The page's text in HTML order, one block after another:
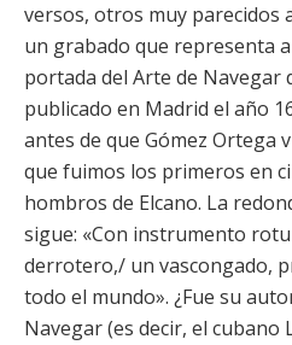
versos, otros muy parecidos
un grabado que representa
portada del Arte de Navegar
publicado en Madrid el año
antes de que Gómez Ortega
que fuimos los primeros en
hombros de Elcano. La
sigue: «Con instrumento
derrotero,/ un vascongado,
todo el mundo». ¿Fue su
Navegar (es decir, el cubano